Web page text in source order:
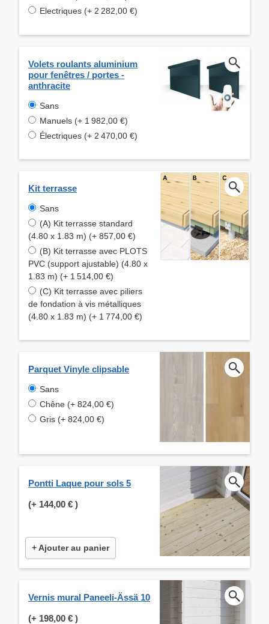
Electriques (+ 2 282,00 €)
Volets roulants aluminium
pour fenêtres / portes -
anthracite
Sans
Manuels (+ 1 982,00 €)
Électriques (+ 2 470,00 €)
Kit terrasse
Sans
(A) Kit terrasse standard
(4.80 x 1.83 m) (+ 857,00 €)
(B) Kit terrasse avec PLOTS
PVC (support ajustable) (4.80 x
1.83 m) (+ 1 514,00 €)
(C) Kit terrasse avec piliers
de fondation à vis métalliques
(4.80 x 1.83 m) (+ 1 774,00 €)
Parquet Vinyle clipsable
Sans
Chêne (+ 824,00 €)
Gris (+ 824,00 €)
Pontti Laque pour sols 5
(+ 144,00 € )
+ Ajouter au panier
Vernis mural Paneeli-Ässä 10
(+ 198,00 € )